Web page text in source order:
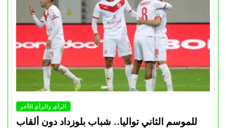
الرأي والرأي الأخر
للموسم الثاني تواليا.. شباب بلوزداد دون ألقاب